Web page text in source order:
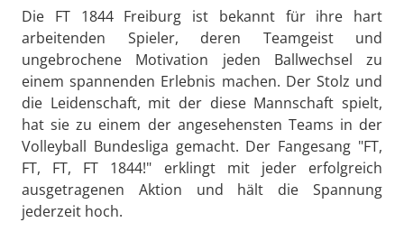
Die FT 1844 Freiburg ist bekannt für ihre hart
arbeitenden Spieler, deren Teamgeist und
ungebrochene Motivation jeden Ballwechsel zu
einem spannenden Erlebnis machen. Der Stolz und
die Leidenschaft, mit der diese Mannschaft spielt,
hat sie zu einem der angesehensten Teams in der
Volleyball Bundesliga gemacht. Der Fangesang "FT,
FT, FT, FT 1844!" erklingt mit jeder erfolgreich
ausgetragenen Aktion und hält die Spannung
jederzeit hoch.